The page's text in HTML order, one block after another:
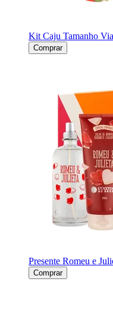
Kit Caju Tamanho
Comprar
Presente Romeu e
Comprar